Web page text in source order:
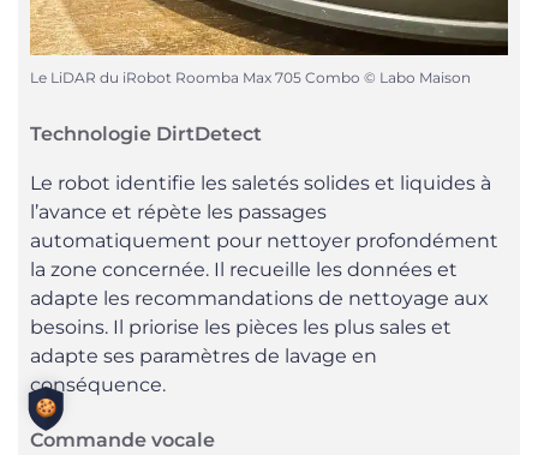
Le LiDAR du iRobot Roomba Max 705 Combo © Labo Maison
Technologie DirtDetect
Le robot identifie les saletés solides et liquides à
l’avance et répète les passages
automatiquement pour nettoyer profondément
la zone concernée. Il recueille les données et
adapte les recommandations de nettoyage aux
besoins. Il priorise les pièces les plus sales et
adapte ses paramètres de lavage en
conséquence.
Commande vocale